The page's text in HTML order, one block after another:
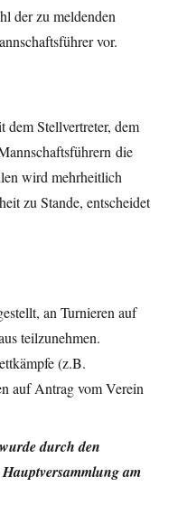
der zu meldenden
vor.
dem Stellvertreter, dem
die
wird mehrheitlich
zu Stande, entscheidet
an Turnieren auf
teilzunehmen.
(z.B.
auf Antrag vom Verein
durch den
am